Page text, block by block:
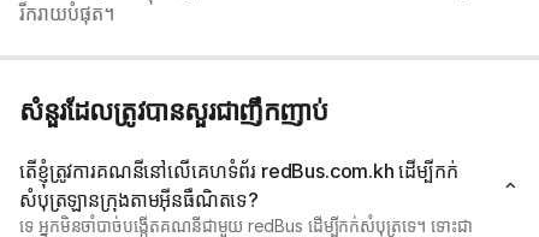
រីករាយបំផុត។
សំនួរដែលត្រូវបានសួរជាញឹកញាប់
តើខ្ញុំត្រូវការគណនីនៅលើគេហទំព័រ redBus.com.kh ដើម្បីកក់
សំបុត្រឡានក្រុងតាមអ៊ីនធឺណិតទេ?
ទេ អ្នកមិនចាំបាច់បង្កើតគណនីជាមួយ redBus ដើម្បីកក់សំបុត្រទេ។ ទោះជា